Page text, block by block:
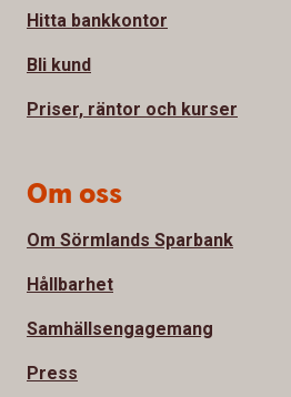
Hitta bankkontor
Bli kund
Priser, räntor och kurser
Om oss
Om Sörmlands Sparbank
Hållbarhet
Samhällsengagemang
Press